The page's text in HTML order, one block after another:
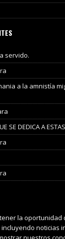
servido.
a la amnistía
SE DEDICA A
la oportunidad
noticias